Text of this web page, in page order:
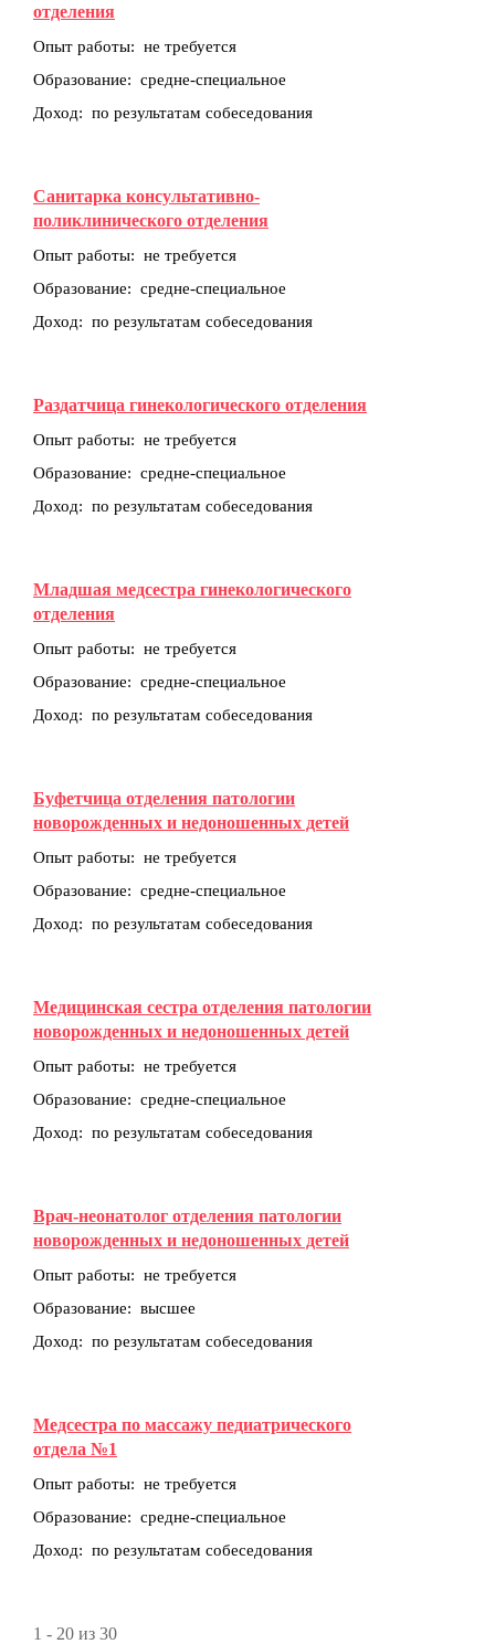
отделения
Опыт работы: не требуется
Образование: средне-специальное
Доход: по результатам собеседования
Санитарка консультативно-
поликлинического отделения
Опыт работы: не требуется
Образование: средне-специальное
Доход: по результатам собеседования
Раздатчица гинекологического отделения
Опыт работы: не требуется
Образование: средне-специальное
Доход: по результатам собеседования
Младшая медсестра гинекологического
отделения
Опыт работы: не требуется
Образование: средне-специальное
Доход: по результатам собеседования
Буфетчица отделения патологии
новорожденных и недоношенных детей
Опыт работы: не требуется
Образование: средне-специальное
Доход: по результатам собеседования
Медицинская сестра отделения патологии
новорожденных и недоношенных детей
Опыт работы: не требуется
Образование: средне-специальное
Доход: по результатам собеседования
Врач-неонатолог отделения патологии
новорожденных и недоношенных детей
Опыт работы: не требуется
Образование: высшее
Доход: по результатам собеседования
Медсестра по массажу педиатрического
отдела №1
Опыт работы: не требуется
Образование: средне-специальное
Доход: по результатам собеседования
1 - 20 из 30